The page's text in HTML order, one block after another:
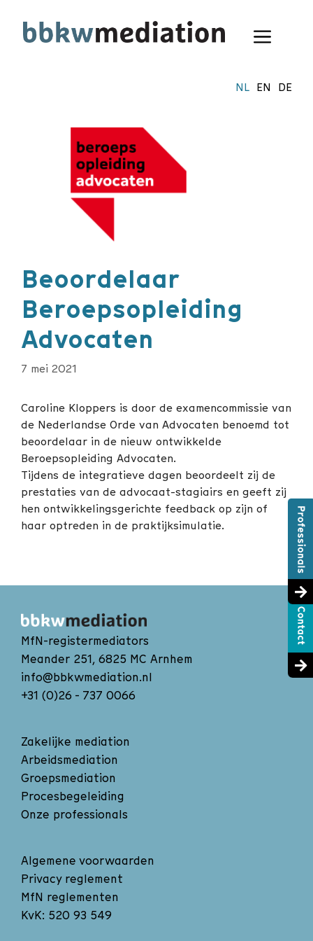
naar
NL EN DE
Menu
Beoordelaar
Beroepsopleiding
Advocaten
7 mei 2021
Caroline Kloppers is door de examencommissie van
de Nederlandse Orde van Advocaten benoemd tot
beoordelaar in de nieuw ontwikkelde
Beroepsopleiding Advocaten.
Tijdens de integratieve dagen beoordeelt zij de
prestaties van de advocaat-stagiairs en geeft zij
hen ontwikkelingsgerichte feedback op zijn of
haar optreden in de praktijksimulatie.
MfN-registermediators
Meander 251, 6825 MC Arnhem
info@bbkwmediation.nl
+31 (0)26 - 737 0066
Zakelijke mediation
Arbeidsmediation
Groepsmediation
Procesbegeleiding
Onze professionals
Algemene voorwaarden
Privacy reglement
MfN reglementen
KvK: 520 93 549